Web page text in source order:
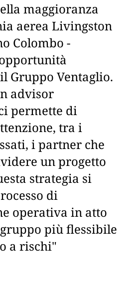
maggioranza
aerea Livingston
Colombo -
Gruppo Ventaglio.
advisor
permette di
tra i
i partner che
un progetto
strategia si
di
operativa in atto
più flessibile
a rischi"